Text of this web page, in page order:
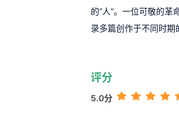
的“人”。一位可敬的
录多篇创作于不同时期
评分
5.0分